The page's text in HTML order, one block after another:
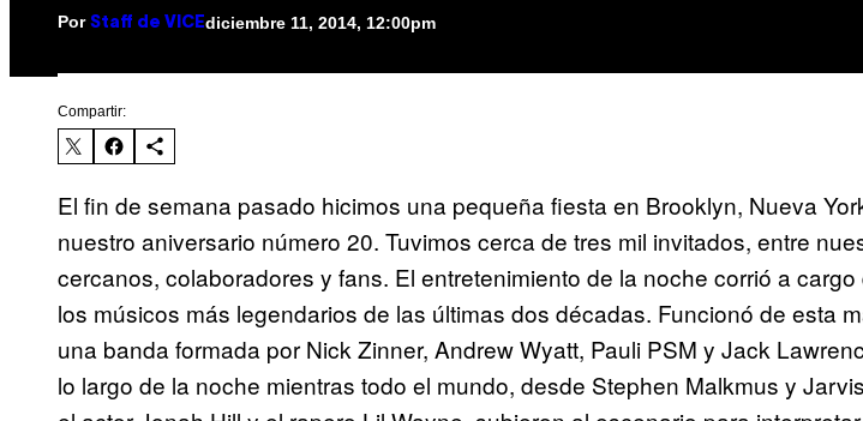
Por Staff de VICEdiciembre 11, 2014, 12:00pm
Compartir:
El fin de semana pasado hicimos una pequeña fiesta en Brooklyn, Nueva
nuestro aniversario número 20. Tuvimos cerca de tres mil invitados, entre
cercanos, colaboradores y fans. El entretenimiento de la noche corrió a
los músicos más legendarios de las últimas dos décadas. Funcionó de esta
una banda formada por Nick Zinner, Andrew Wyatt, Pauli PSM y Jack
lo largo de la noche mientras todo el mundo, desde Stephen Malkmus y